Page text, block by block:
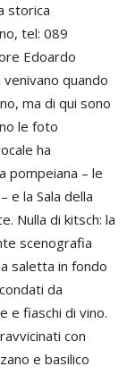
storica
tel: 089
Edoardo
venivano quando
ma di qui sono
le foto
ha
pompeiana – le
e la Sala della
Nulla di kitsch: la
scenografia
saletta in fondo
da
e fiaschi di vino.
con
e basilico